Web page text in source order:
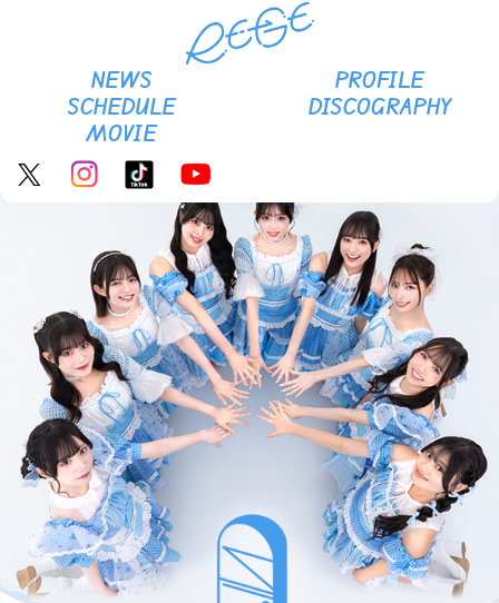
RE-GE Official site
NEWS
PROFILE
SCHEDULE
DISCOGRAPHY
MOVIE